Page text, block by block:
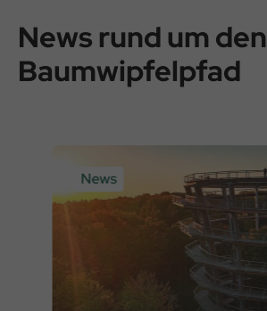
News rund um den
Baumwipfelpfad
News